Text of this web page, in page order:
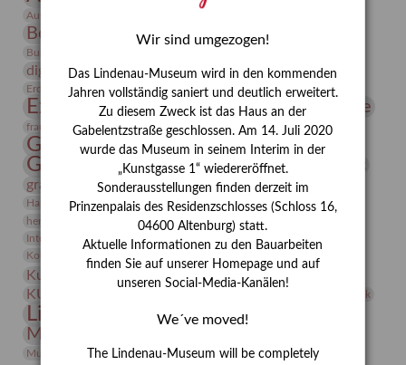
Ausstellung „Vier Winde“
Bernhard August von Lindenau
Burg Posterstein
digitallabor Entartete Kunst
Enteignung
Erdmann Julius Dietrich
Erlebnisportal estrusker Exlibris
Expressionismus Festrede Florenz Fotografie
frauen Frauen in der Antike und heute
Gerhard-Altenbourg-Preis
Gerhard Altenbourg
Gerhard Kurt Müller
grafische sammlung griechische Mythologie
Hanns-Conon von der Gabelentz Heinrich Kirchhoff Heldinnen
herman de vries Humboldt
Insekten
Integriertes Schädlingsmanagement
Jahresempfang
Kolosseum
Kunst
Kunstmuseum Kunstvermittlung Kunst von Kühl
KUNSTWAND Künstler Lehmbruck
Lindenau-Museum Marstall
Museumsgeschichte
Museumspädagogik Mäzen Napoleon Natur
Neue Remise
Wir sind umgezogen!
Das Lindenau-Museum wird in den kommenden
Jahren vollständig saniert und deutlich erweitert.
Zu diesem Zweck ist das Haus an der
Gabelentzstraße geschlossen. Am 14. Juli 2020
wurde das Museum in seinem Interim in der
„Kunstgasse 1“ wiedereröffnet.
Sonderausstellungen finden derzeit im
Prinzenpalais des Residenzschlosses (Schloss 16,
04600 Altenburg) statt.
Aktuelle Informationen zu den Bauarbeiten
finden Sie auf unserer Homepage und auf
unseren Social-Media-Kanälen!
We´ve moved!
The Lindenau-Museum will be completely